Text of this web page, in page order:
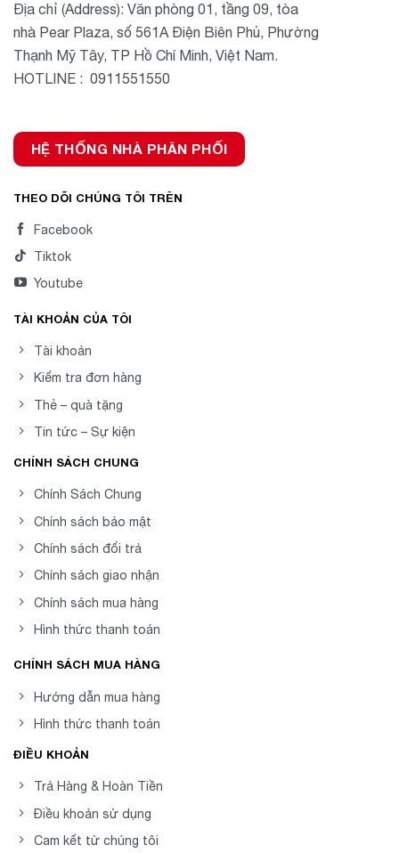
Địa chỉ (Address): Văn phòng 01, tầng 09, tòa
nhà Pear Plaza, số 561A Điện Biên Phủ, Phường
Thạnh Mỹ Tây, TP Hồ Chí Minh, Việt Nam.
HOTLINE : 0911551550
HỆ THỐNG NHÀ PHÂN PHỐI
THEO DÕI CHÚNG TÔI TRÊN
Facebook
Tiktok
Youtube
TÀI KHOẢN CỦA TÔI
Tài khoản
Kiểm tra đơn hàng
Thẻ – quà tặng
Tin tức – Sự kiện
CHÍNH SÁCH CHUNG
Chính Sách Chung
Chính sách bảo mật
Chính sách đổi trả
Chính sách giao nhận
Chính sách mua hàng
Hình thức thanh toán
CHÍNH SÁCH MUA HÀNG
Hướng dẫn mua hàng
Hình thức thanh toán
ĐIỀU KHOẢN
Trả Hàng & Hoàn Tiền
Điều khoản sử dụng
Cam kết từ chúng tôi